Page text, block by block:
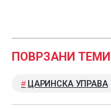
ПОВРЗАНИ ТЕМИ
ЦАРИНСКА УПРАВА